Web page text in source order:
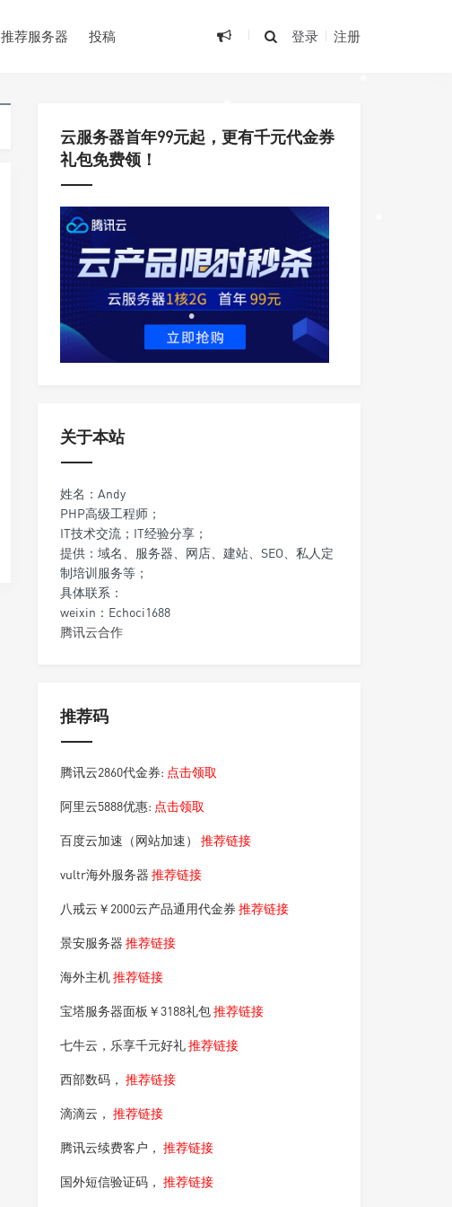
推荐服务器 投稿 登录 注册
云服务器首年99元起，更有千元代金券
礼包免费领！
关于本站
姓名：Andy
PHP高级工程师；
IT技术交流；IT经验分享；
提供：域名、服务器、网店、建站、SEO、私人定
制培训服务等；
具体联系：
weixin：Echoci1688
腾讯云合作
推荐码
腾讯云2860代金券: 点击领取
阿里云5888优惠: 点击领取
百度云加速（网站加速）推荐链接
vultr海外服务器推荐链接
八戒云￥2000云产品通用代金券推荐链接
景安服务器推荐链接
海外主机推荐链接
宝塔服务器面板￥3188礼包推荐链接
七牛云，乐享千元好礼推荐链接
西部数码，推荐链接
滴滴云，推荐链接
腾讯云续费客户，推荐链接
国外短信验证码，推荐链接
•
•
•
•
•
•